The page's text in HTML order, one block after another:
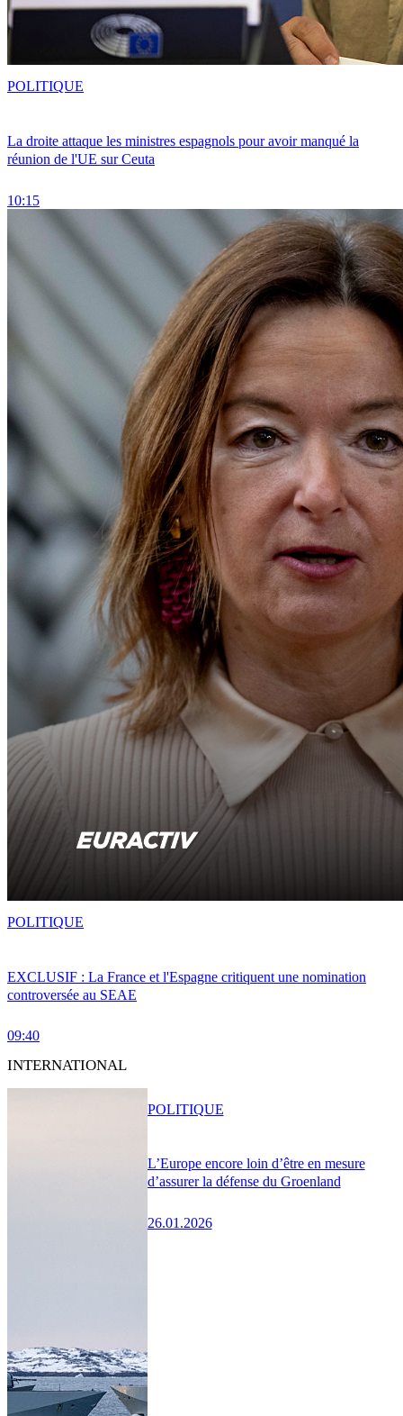
La droite attaque les ministres espagnols pour avoir manqué la
réunion de l'UE sur Ceuta
10:15
POLITIQUE
EXCLUSIF : La France et l'Espagne critiquent une nomination
controversée au SEAE
09:40
POLITIQUE
INTERNATIONAL
L’Europe encore loin d’être en mesure
d’assurer la défense du Groenland
26.01.2026
POLITIQUE